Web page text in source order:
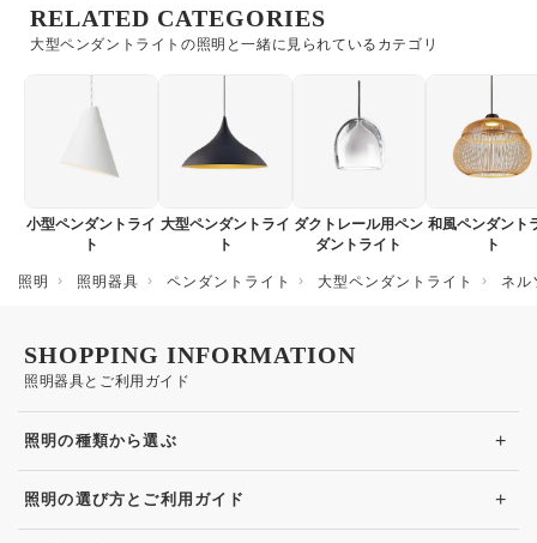
大型ペンダントライトの照明と一緒に見られているカテゴリ
RELATED CATEGORIES
小型ペンダントライ
ト
大型ペンダントライ
ト
ダクトレール用ペン
ダントライト
和風ペンダント
ト
照明 照明器具 ペンダントライト 大型ペンダントライト ネル
照明器具とご利用ガイド
SHOPPING INFORMATION
照明の種類から選ぶ +
照明の選び方とご利用ガイド +